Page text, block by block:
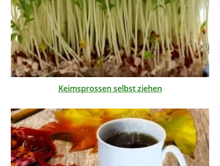
Keimsprossen selbst ziehen